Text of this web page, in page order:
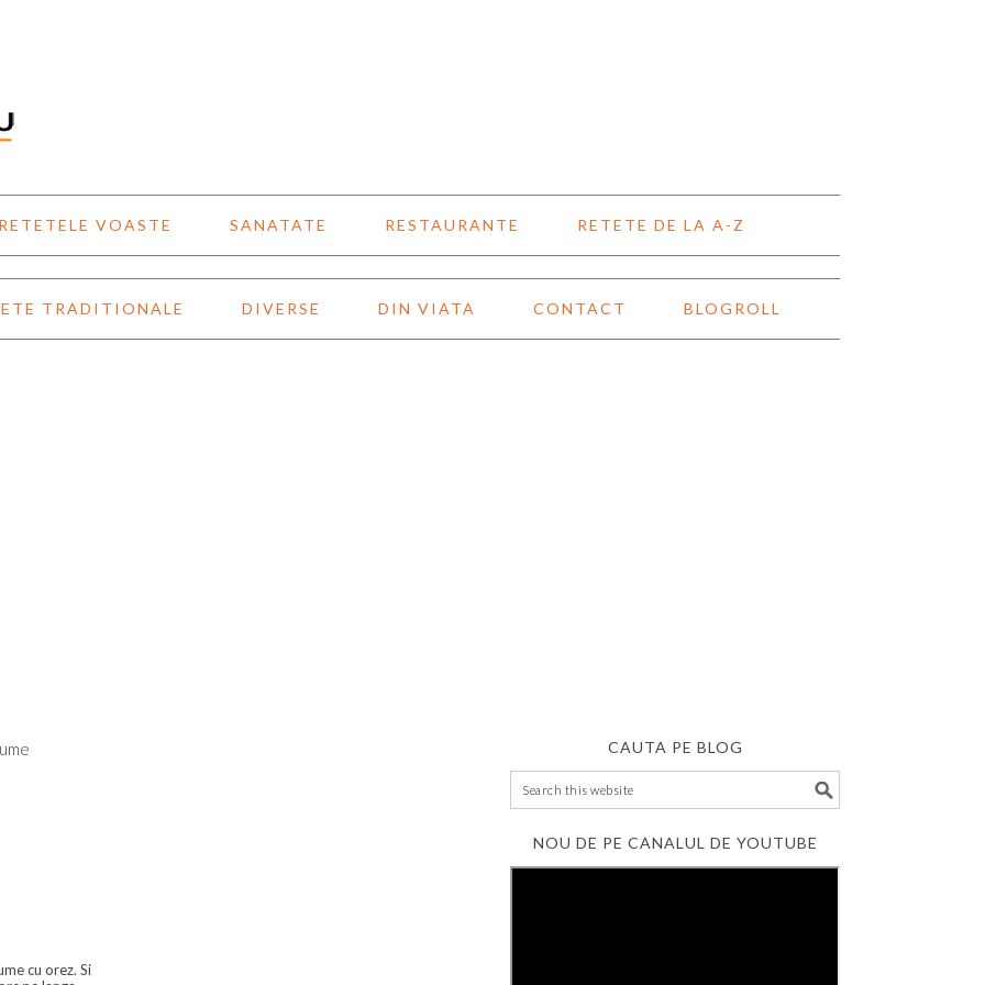
RETETELE VOASTE SANATATE RESTAURANTE RETETE DE LA A-Z
TRADITIONALE DIVERSE DIN VIATA CONTACT BLOGROLL
cu orez. Si
CAUTA PE BLOG
NOU DE PE CANALUL DE YOUTUBE